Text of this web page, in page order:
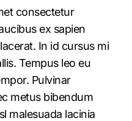
consectetur
ex sapien
In id cursus mi
Tempus leo eu
Pulvinar
metus bibendum
malesuada lacinia